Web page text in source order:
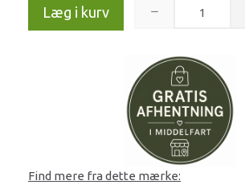
Læg i kurv
Find mere fra dette mærke: